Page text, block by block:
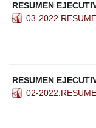
RESUMEN
03-
RESUMEN
02-